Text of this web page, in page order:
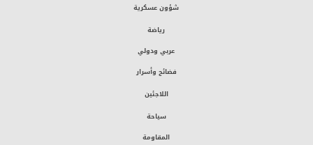
شؤون عسكرية
رياضة
عربي ودولي
فضائح وأسرار
اللاجئين
سياحة
المقاومة